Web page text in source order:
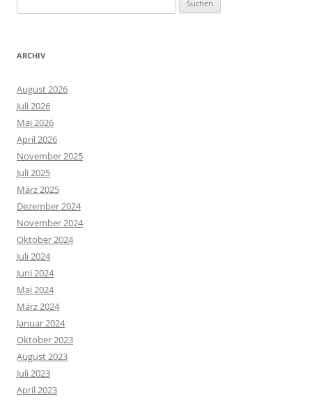
nach:
ARCHIV
August 2026
Juli 2026
Mai 2026
April 2026
November 2025
Juli 2025
März 2025
Dezember 2024
November 2024
Oktober 2024
Juli 2024
Juni 2024
Mai 2024
März 2024
Januar 2024
Oktober 2023
August 2023
Juli 2023
April 2023